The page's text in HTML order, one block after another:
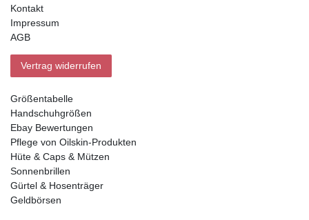
Kontakt
Impressum
AGB
Vertrag widerrufen
Größentabelle
Handschuhgrößen
Ebay Bewertungen
Pflege von Oilskin-Produkten
Hüte & Caps & Mützen
Sonnenbrillen
Gürtel & Hosenträger
Geldbörsen